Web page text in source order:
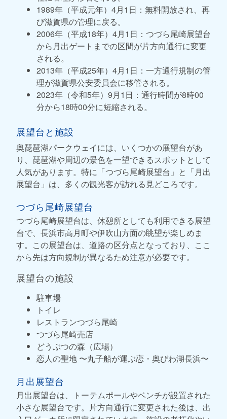
1989年（平成元年）4月1日：無料開放され、再
び滋賀県の管理に戻る。
2006年（平成18年）4月1日：つづら尾崎展望台
から月出ゲートまでの区間が片方向通行に変更
される。
2013年（平成25年）4月1日：一方通行規制の管
理が滋賀県公安委員会に移管される。
2023年（令和5年）9月1日：通行時間が8時00
分から18時00分に短縮される。
展望台と施設
奥琵琶湖パークウェイには、いくつかの展望台があ
り、琵琶湖や周辺の景色を一望できるスポットとして
人気があります。特に「つづら尾崎展望台」と「月出
展望台」は、多くの観光客が訪れる見どころです。
つづら尾崎展望台
つづら尾崎展望台は、休憩所としても利用できる展望
台で、長浜市高月町や伊吹山方面の眺望が楽しめま
す。この展望台は、道路の区分点となっており、ここ
から先は方向規制が異なるため注意が必要です。
展望台の施設
駐車場
トイレ
レストランつづら尾崎
つづら尾崎売店
どうぶつの森（広場）
恋人の聖地 〜丸子船が運ぶ恋・奥びわ湖長浜〜
月出展望台
月出展望台は、トーテムポールやベンチが設置された
小さな展望台です。片方向通行に変更された後は、出